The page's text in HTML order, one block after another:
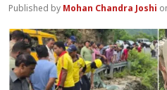
Mohan Chandra Joshi